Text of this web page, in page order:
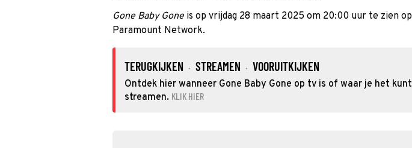
Gone Baby Goneis op vrijdag 28 maart 2025 om 20:00 uur te zien op
Paramount Network.
TERUGKIJKEN · STREAMEN · VOORUITKIJKEN
Ontdek hier wanneer Gone Baby Gone op tv is of waar je het kunt
streamen. KLIK HIER